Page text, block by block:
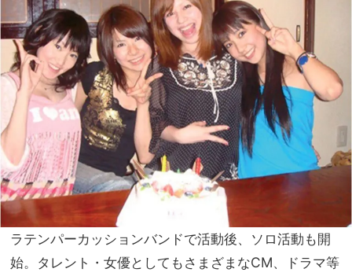
ラテンパーカッションバンドで活動後、ソロ活動も開
始。タレント・女優としてもさまざまなCM、ドラマ等